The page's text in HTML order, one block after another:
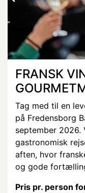
FRANSK
Tag med til en
på Fredensborg
september 2026.
gastronomisk
aften, hvor
og gode
Pris pr. person